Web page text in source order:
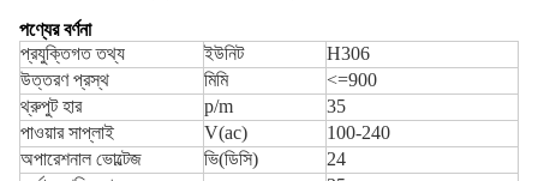
পণ্যের বর্ণনা
প্রযুক্তিগত তথ্য
ইউনিট
H306
উত্তরণ প্রস্থ
মিমি
<=900
থ্রুপুট হার
p/m
35
পাওয়ার সাপ্লাই
V(ac)
100-240
অপারেশনাল ভোল্টেজ
ভি(ডিসি)
24